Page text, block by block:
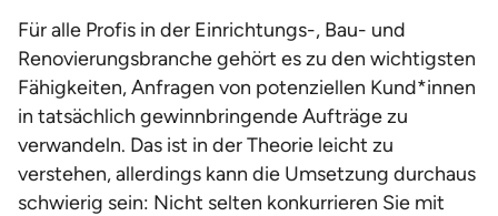
Für alle Profis in der Einrichtungs-, Bau- und
Renovierungsbranche gehört es zu den wichtigsten
Fähigkeiten, Anfragen von potenziellen Kund*innen
in tatsächlich gewinnbringende Aufträge zu
verwandeln. Das ist in der Theorie leicht zu
verstehen, allerdings kann die Umsetzung durchaus
schwierig sein: Nicht selten konkurrieren Sie mit